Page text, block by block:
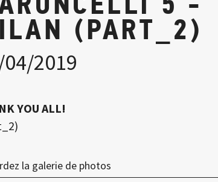
(PART_2)
2019
YOU ALL!
la galerie de photos